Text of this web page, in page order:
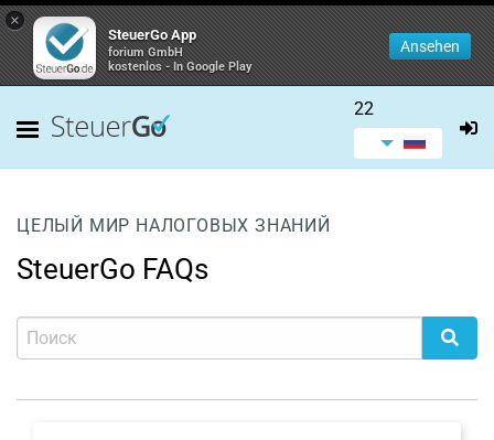
×
SteuerGo App
forium GmbH
kostenlos - In Google Play
Ansehen
22
ЦЕЛЫЙ МИР НАЛОГОВЫХ ЗНАНИЙ
SteuerGo FAQs